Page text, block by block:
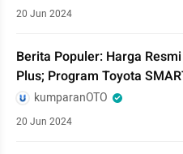
20 Jun 2024
Berita Populer: Harga
Plus; Program Toyota
kumparanOTO
20 Jun 2024